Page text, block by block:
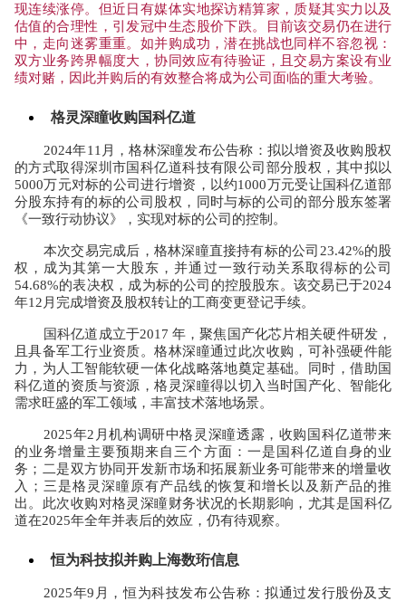
现连续涨停。但近日有媒体实地探访精算家，质疑其实力以及
估值的合理性，引发冠中生态股价下跌。目前该交易仍在进行
中，走向迷雾重重。如并购成功，潜在挑战也同样不容忽视：
双方业务跨界幅度大，协同效应有待验证，且交易方案设有业
绩对赌，因此并购后的有效整合将成为公司面临的重大考验。
格灵深瞳收购国科亿道
2024年11 月，格林深瞳发布公告称：拟以增资及收购股权
的方式取得深圳市国科亿道科技有限公司部分股权，其中拟以
5000万元对标的公司进行增资，以约1000万元受让国科亿道部
分股东持有的标的公司股权，同时与标的公司的部分股东签署
《一致行动协议》，实现对标的公司的控制。
本次交易完成后，格林深瞳直接持有标的公司 23.42%的股
权，成为其第一大股东，并通过一致行动关系取得标的公司
54.68%的表决权，成为标的公司的控股股东。该交易已于2024
年12 月完成增资及股权转让的工商变更登记手续。
国科亿道成立于2017年，聚焦国产化芯片相关硬件研发，
且具备军工行业资质。格林深瞳通过此次收购，可补强硬件能
力，为人工智能软硬一体化战略落地奠定基础。同时，借助国
科亿道的资质与资源，格灵深瞳得以切入当时国产化、智能化
需求旺盛的军工领域，丰富技术落地场景。
2025年2 月机构调研中格灵深瞳透露，收购国科亿道带来
的业务增量主要预期来自三个方面：一是国科亿道自身的业
务；二是双方协同开发新市场和拓展新业务可能带来的增量收
入；三是格灵深瞳原有产品线的恢复和增长以及新产品的推
出。此次收购对格灵深瞳财务状况的长期影响，尤其是国科亿
道在2025年全年并表后的效应，仍有待观察。
恒为科技拟并购上海数珩信息
2025年9 月，恒为科技发布公告称：拟通过发行股份及支